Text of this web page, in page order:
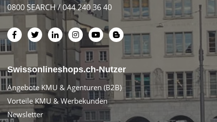
0800 SEARCH / 044 240 36 40
Swissonlineshops.ch-Nutzer
Angebote KMU & Agenturen (B2B)
Vorteile KMU & Werbekunden
Newsletter